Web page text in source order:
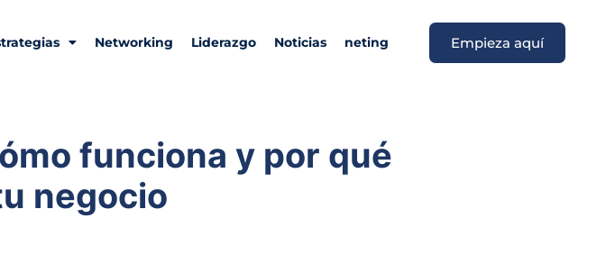
Networking Liderazgo Noticias neting Empieza aquí
funciona y por qué
negocio